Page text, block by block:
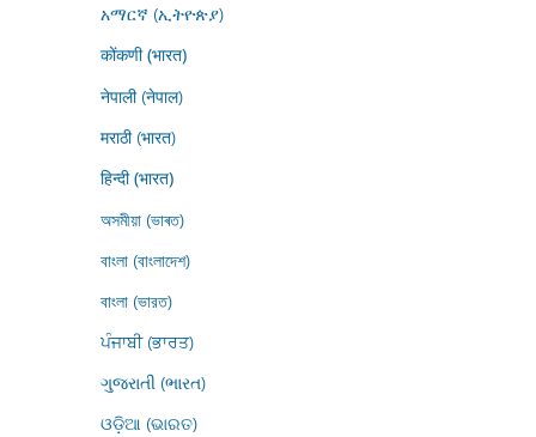
አማርኛ (ኢትዮጵያ)
कोंकणी (भारत)
नेपाली (नेपाल)
मराठी (भारत)
हिन्दी (भारत)
অসমীয়া (ভাৰত)
বাংলা (বাংলাদেশ)
বাংলা (ভারত)
ਪੰਜਾਬੀ (ਭਾਰਤ)
ગુજરાતી (ભારત)
ଓଡ଼ିଆ (ଭାରତ)